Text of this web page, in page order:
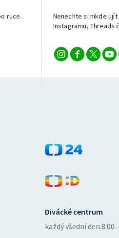
ruce.
Nenechte si nikde
Instagramu, Threads
Divácké centrum
každý všední den: